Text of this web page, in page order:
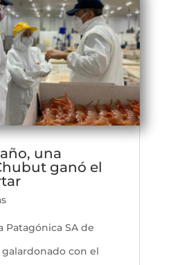
una
ganó el
Patagónica SA de
con el